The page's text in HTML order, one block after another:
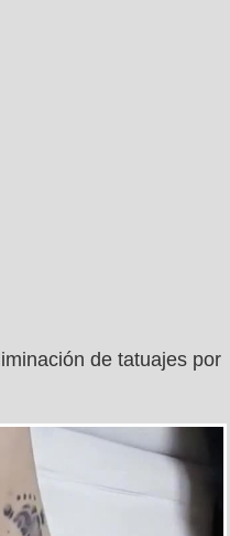
de tatuajes por